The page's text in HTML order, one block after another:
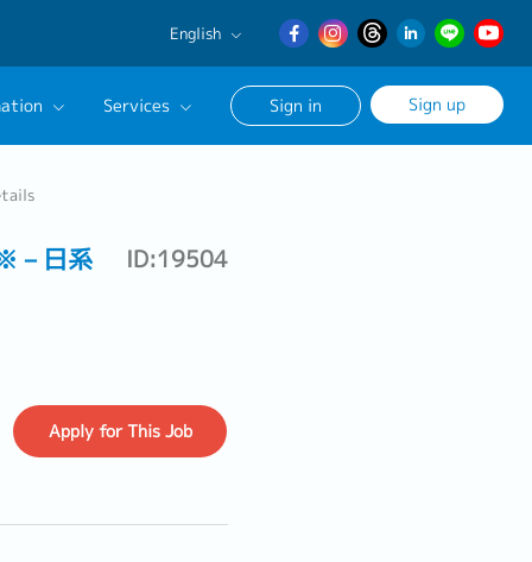
English
English
日本語
Services
Career Advisor
Sign in Sign up
－日系
ID:19504
Applyfor This Job